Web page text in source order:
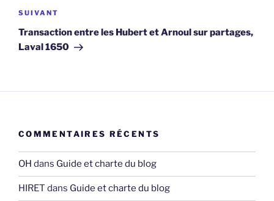
Article
suivant
SUIVANT
Transaction entre les Hubert et Arnoul sur partages,
Laval 1650
COMMENTAIRES RÉCENTS
OH dans Guide et charte du blog
HIRET dans Guide et charte du blog